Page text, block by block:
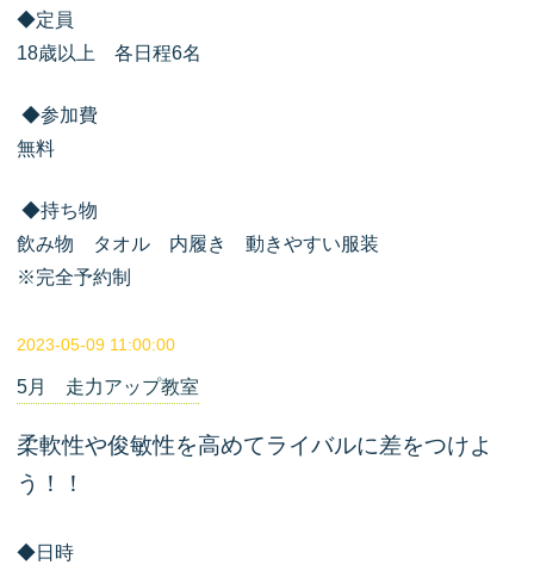
◆定員
18歳以上 各日程6名
◆参加費
無料
◆持ち物
飲み物 タオル 内履き 動きやすい服装
※完全予約制
2023-05-09 11:00:00
5月 走力アップ教室
柔軟性や俊敏性を高めてライバルに差をつけよ
う！！
◆日時